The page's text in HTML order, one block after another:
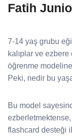
Fatih
7-14 yaş grubu
kalıplar ve
öğrenme
Peki, nedir bu
Bu model
flashcard desteği